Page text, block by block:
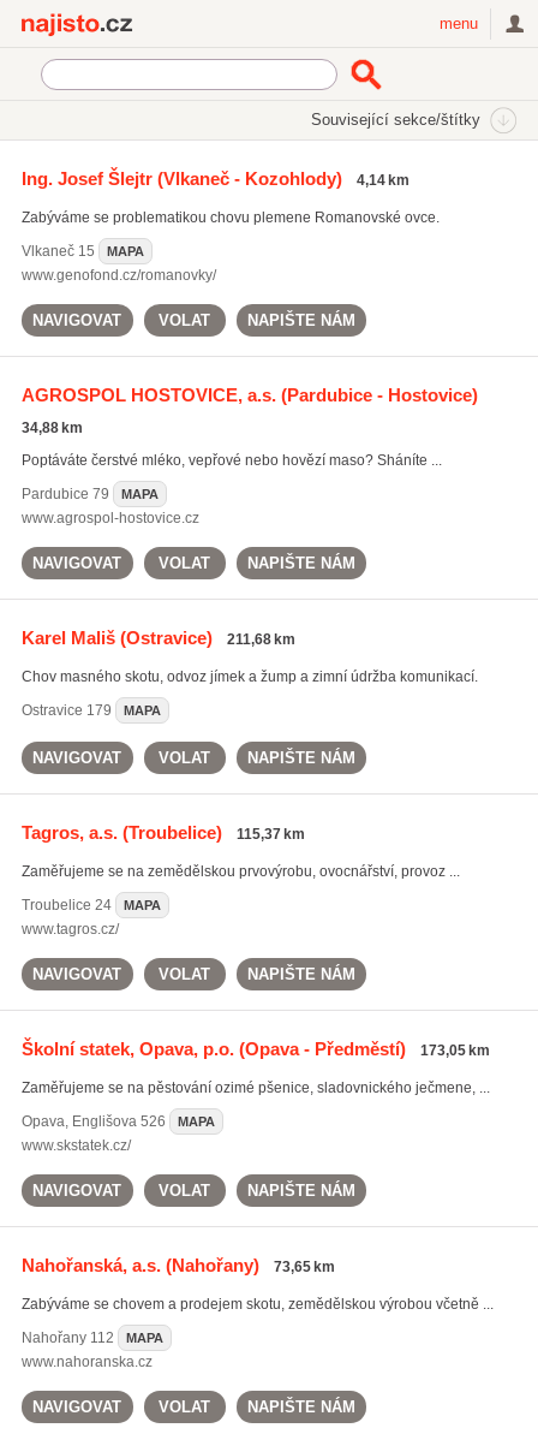
menu
Související sekce/štítky
chov skotu
zemědělské služby(1068)
pěstování obilnin(678)
Ing. Josef Šlejtr(Vlkaneč - Kozohlody) 4,14 km
Zabýváme se problematikou chovu plemene Romanovské ovce.
Vlkaneč15 MAPA
www.genofond.cz/romanovky/
NAVIGOVAT VOLAT NAPIŠTE NÁM
AGROSPOL HOSTOVICE, a.s.(Pardubice - Hostovice)
34,88 km
Poptáváte čerstvé mléko, vepřové nebo hovězí maso? Sháníte ...
Pardubice 79 MAPA
www.agrospol-hostovice.cz
NAVIGOVAT VOLAT NAPIŠTE NÁM
Karel Mališ(Ostravice) 211,68 km
Chov masného skotu, odvoz jímek a žump a zimní údržba komunikací.
Ostravice 179 MAPA
NAVIGOVAT VOLAT NAPIŠTE NÁM
Tagros, a.s.(Troubelice) 115,37 km
Zaměřujeme se na zemědělskou prvovýrobu, ovocnářství, provoz ...
Troubelice 24 MAPA
www.tagros.cz/
NAVIGOVAT VOLAT NAPIŠTE NÁM
Školní statek, Opava, p.o.(Opava - Předměstí) 173,05 km
Zaměřujeme se na pěstování ozimé pšenice, sladovnického ječmene, ...
Opava, Englišova 526 MAPA
www.skstatek.cz/
NAVIGOVAT VOLAT NAPIŠTE NÁM
Nahořanská, a.s.(Nahořany) 73,65 km
Zabýváme se chovem a prodejem skotu, zemědělskou výrobou včetně ...
Nahořany112 MAPA
www.nahoranska.cz
NAVIGOVAT VOLAT NAPIŠTE NÁM